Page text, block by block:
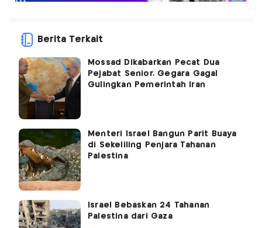
Berita Terkait
Mossad Dikabarkan Pecat Dua
Pejabat Senior, Gegara Gagal
Gulingkan Pemerintah Iran
Menteri Israel Bangun Parit Buaya
di Sekeliling Penjara Tahanan
Palestina
Israel Bebaskan 24 Tahanan
Palestina dari Gaza